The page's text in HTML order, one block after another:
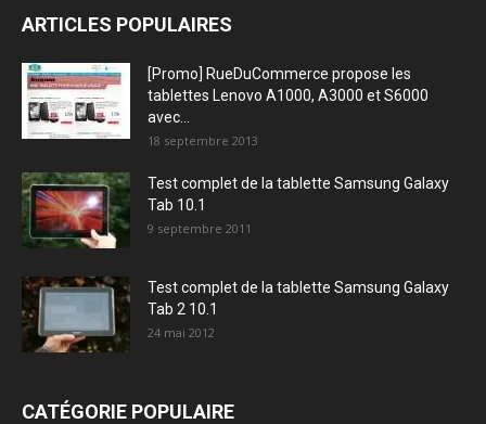
ARTICLES POPULAIRES
[Promo] RueDuCommerce propose les
tablettes Lenovo A1000, A3000 et S6000
avec...
18 septembre 2013
Test complet de la tablette Samsung Galaxy
Tab 10.1
9 septembre 2011
Test complet de la tablette Samsung Galaxy
Tab 2 10.1
24 mai 2012
CATÉGORIE POPULAIRE